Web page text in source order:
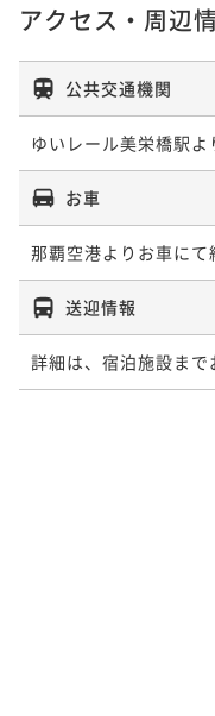
アクセス・周辺
公共交通機関
ゆいレール美栄橋駅よ
お車
那覇空港よりお車にて
送迎情報
詳細は、宿泊施設まで